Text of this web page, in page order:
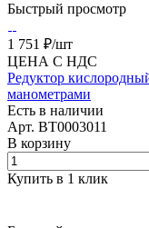
Быстрый просмотр
1 751 ₽/шт
ЦЕНА С НДС
Редуктор
манометрами
Есть в наличии
Арт. BT0003011
В корзину
Купить в 1 клик